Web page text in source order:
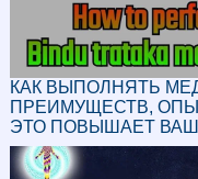
КАК ВЫПОЛНЯТЬ
ПРЕИМУЩЕСТВ,
ЭТО ПОВЫШАЕТ